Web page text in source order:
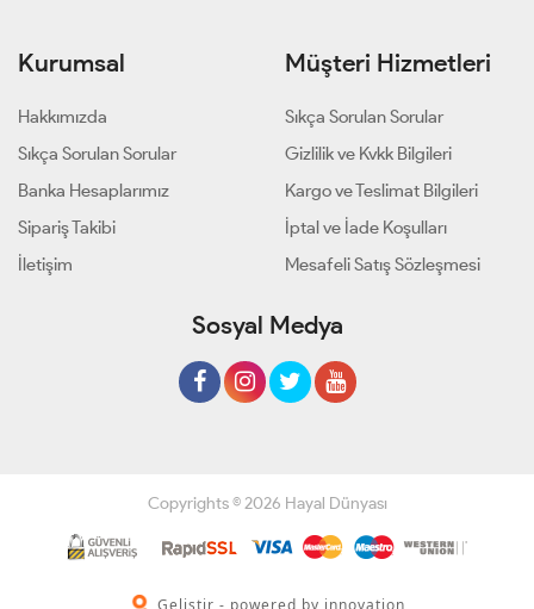
Kurumsal
Hakkımızda
Sıkça Sorulan Sorular
Banka Hesaplarımız
Sipariş Takibi
İletişim
Müşteri Hizmetleri
Sıkça Sorulan Sorular
Gizlilik ve Kvkk Bilgileri
Kargo ve Teslimat Bilgileri
İptal ve İade Koşulları
Mesafeli Satış Sözleşmesi
Sosyal Medya
Copyrights © 2026 Hayal Dünyası
Geliştir - powered by innovation